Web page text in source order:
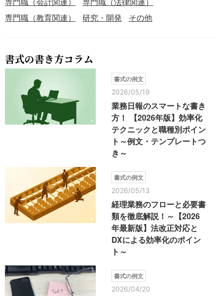
専門職（教育関連）
研究・開発 その他
書式の書き方コラム
書式の例文
2026/05/19
業務日報のスマートな書き
方！ 【2026年版】効率化
テクニックと職種別ポイン
ト～例文・テンプレートつ
き～
書式の例文
2026/05/13
経理業務のフローと必要書
類を徹底解説！～【2026
年最新版】法改正対応と
DXによる効率化のポイン
ト～
書式の例文
2026/04/20